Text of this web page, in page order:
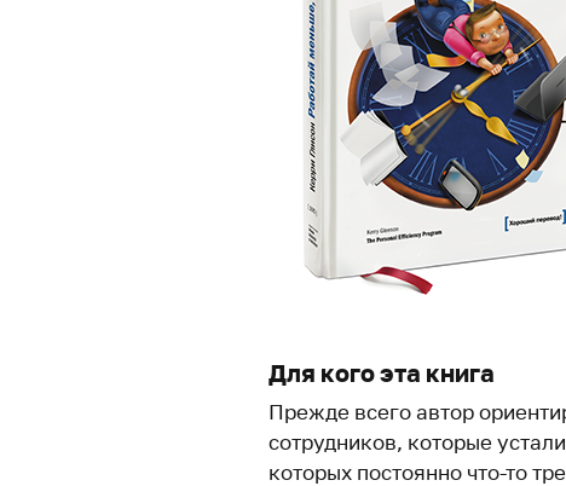
Для кого эта книга
Прежде всего автор
сотрудников, которые
которых постоянно что-то